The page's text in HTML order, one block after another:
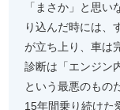
「まさか」と思
り込んだ時には、
が立ち上り、車は
診断は「エンジン
という最悪のもの
15年間乗り続けた